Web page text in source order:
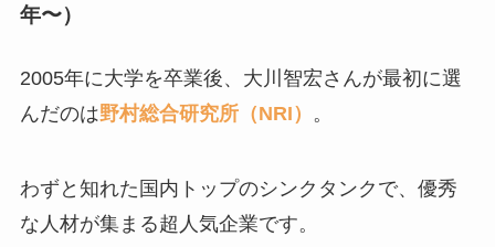
年〜）
2005年に大学を卒業後、大川智宏さんが最初に選
んだのは野村総合研究所（NRI） 。
わずと知れた国内トップのシンクタンクで、優秀
な人材が集まる超人気企業です。